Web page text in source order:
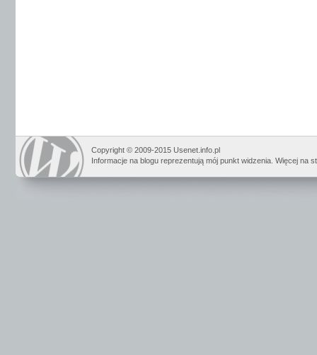
Copyright © 2009-2015 Usenet.info.pl
Informacje na blogu reprezentują mój punkt widzenia. Więcej na